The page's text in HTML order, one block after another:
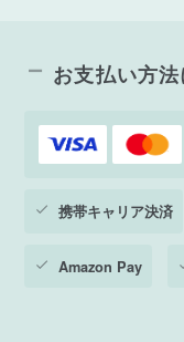
お支払い方
携帯キャリア決済
Amazon Pay